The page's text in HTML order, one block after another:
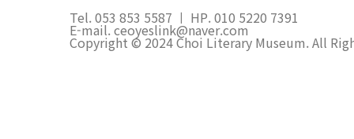
Tel. 053 853 5587 ㅣ HP. 010 5220 7391
E-mail. ceoyeslink@naver.com
Copyright © 2024 Choi Literary Museum. All